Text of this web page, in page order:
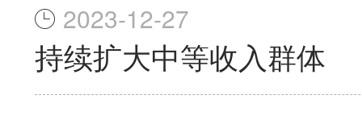
2023-12-27
持续扩大中等收入群体